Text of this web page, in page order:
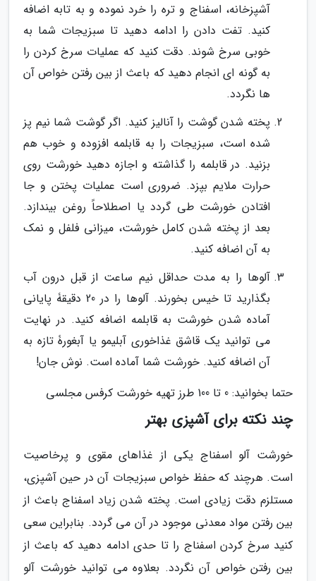
آشپزخانه، اسفناج و تره را خرد نموده و به تابه اضافه
کنید. تفت دادن را ادامه دهید تا سبزیجات شما به
خوبی سرخ شوند. دقت کنید که عملیات سرخ کردن را
به گونه ای انجام دهید که باعث از بین رفتن خواص آن
ها نگردد.
پخته شدن گوشت را آنالیز کنید. اگر گوشت شما نیم پز
شده است، سبزیجات را به قابلمه افزوده و خوب هم
بزنید. در قابلمه را گذاشته و اجازه دهید خورشت روی
حرارت ملایم بپزد. ضروری است عملیات پختن و جا
افتادن خورشت طی گردد یا اصطلاحاً روغن بیندازد.
بعد از پخته شدن کامل خورشت، میزانی فلفل و نمک
به آن اضافه کنید.
آلوها را به مدت حداقل نیم ساعت از قبل درون آب
بگذارید تا خیس بخورند. آلوها را در 20 دقیقۀ پایانی
آماده شدن خورشت به قابلمه اضافه کنید. در نهایت
می توانید یک قاشق غذاخوری آبلیمو یا آبغورۀ تازه به
آن اضافه کنید. خورشت شما آماده است. نوش جان!
حتما بخوانید: 0 تا 100 طرز تهیه خورشت کرفس مجلسی
چند نکته برای آشپزی بهتر
خورشت آلو اسفناج یکی از غذاهای مقوی و پرخاصیت
است. هرچند که حفظ خواص سبزیجات آن در حین آشپزی،
مستلزم دقت زیادی است. پخته شدن زیاد اسفناج باعث از
بین رفتن مواد معدنی موجود در آن می گردد. بنابراین سعی
کنید سرخ کردن اسفناج را تا حدی ادامه دهید که باعث از
بین رفتن خواص آن نگردد. بعلاوه می توانید خورشت آلو